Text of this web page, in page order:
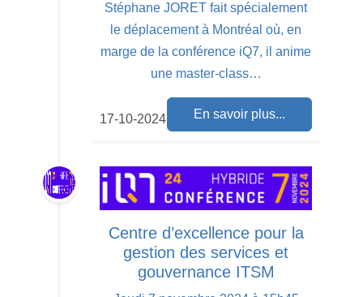
Stéphane JORET fait spécialement
le déplacement à Montréal où, en
marge de la conférence iQ7, il anime
une master-class…
En savoir plus...
17-10-2024
Centre d’excellence pour la
gestion des services et
gouvernance ITSM